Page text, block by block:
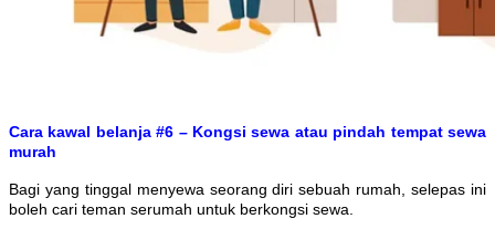
Cara kawal belanja #6 – Kongsi sewa atau pindah tempat sewa
murah
Bagi yang tinggal menyewa seorang diri sebuah rumah, selepas ini
boleh cari teman serumah untuk berkongsi sewa.